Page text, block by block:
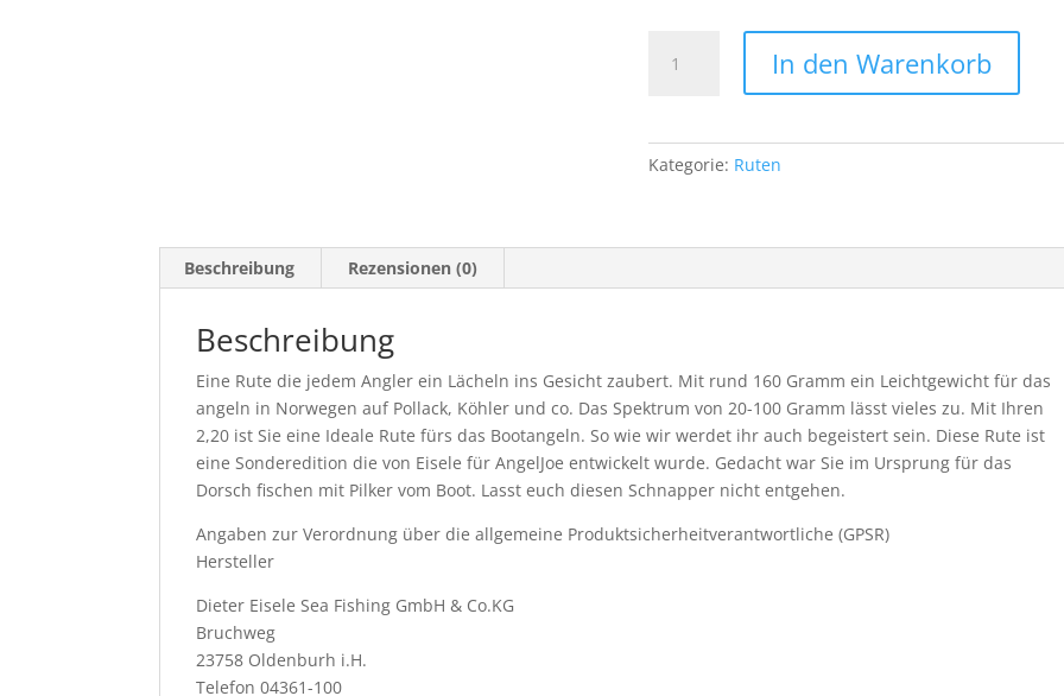
Pollack
Menge
In den Warenkorb
Kategorie: Ruten
Beschreibung Rezensionen (0)
Beschreibung
Eine Rute die jedem Angler ein Lächeln ins Gesicht zaubert. Mit rund 160 Gramm ein Leichtgewicht für das
angeln in Norwegen auf Pollack, Köhler und co. Das Spektrum von 20-100 Gramm lässt vieles zu. Mit Ihren
2,20 ist Sie eine Ideale Rute fürs das Bootangeln. So wie wir werdet ihr auch begeistert sein. Diese Rute ist
eine Sonderedition die von Eisele für AngelJoe entwickelt wurde. Gedacht war Sie im Ursprung für das
Dorsch fischen mit Pilker vom Boot. Lasst euch diesen Schnapper nicht entgehen.
Angaben zur Verordnung über die allgemeine Produktsicherheitverantwortliche (GPSR)
Hersteller
Dieter Eisele Sea Fishing GmbH & Co.KG
Bruchweg
23758 Oldenburh i.H.
Telefon 04361-100